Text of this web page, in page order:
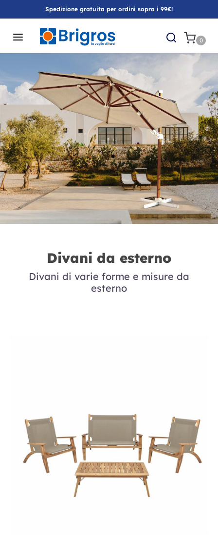
Spedizione gratuita per ordini sopra i 99€!
0
Divani da esterno
Divani di varie forme e misure da
esterno